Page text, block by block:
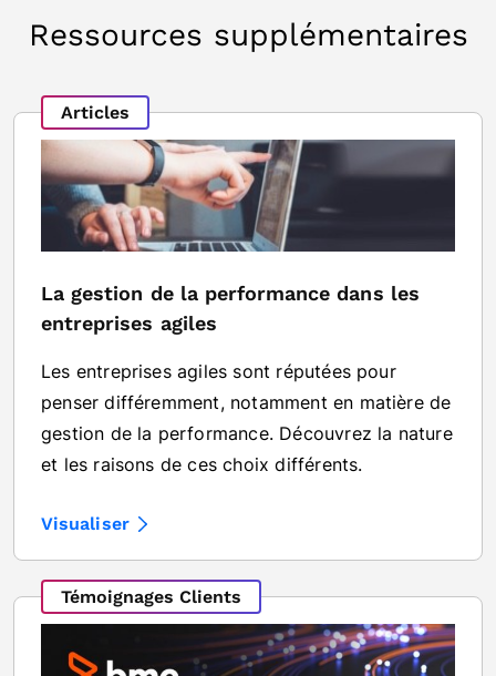
Ressources supplémentaires
Articles
La gestion de la performance dans les
entreprises agiles
Les entreprises agiles sont réputées pour
penser différemment, notamment en matière de
gestion de la performance. Découvrez la nature
et les raisons de ces choix différents.
Visualiser
Témoignages Clients